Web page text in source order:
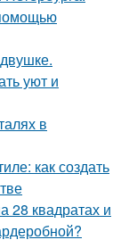
уют и
в
как создать
28 квадратах и